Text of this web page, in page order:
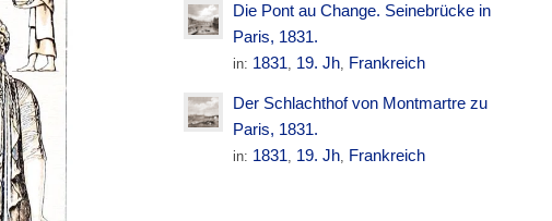
Die Pont au Change. Seinebrücke in
Paris, 1831.
in: 1831, 19. Jh, Frankreich
Der Schlachthof von Montmartre zu
Paris, 1831.
in: 1831, 19. Jh, Frankreich